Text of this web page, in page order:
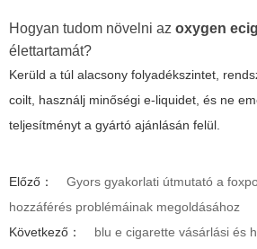
Hogyan tudom növelni az oxygen
élettartamát?
Kerüld a túl alacsony folyadékszintet,
coilt, használj minőségi e-liquidet, és ne
teljesítményt a gyártó ajánlásán felül.
Előző：
Gyors gyakorlati útmutató a
hozzáférés problémáinak megoldásához
Következő：
blu e cigarette vásárlási és